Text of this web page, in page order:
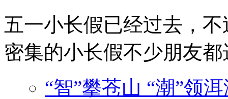
五一小长假已经过去，
密集的小长假不少朋友
“智”攀苍山 “潮”领